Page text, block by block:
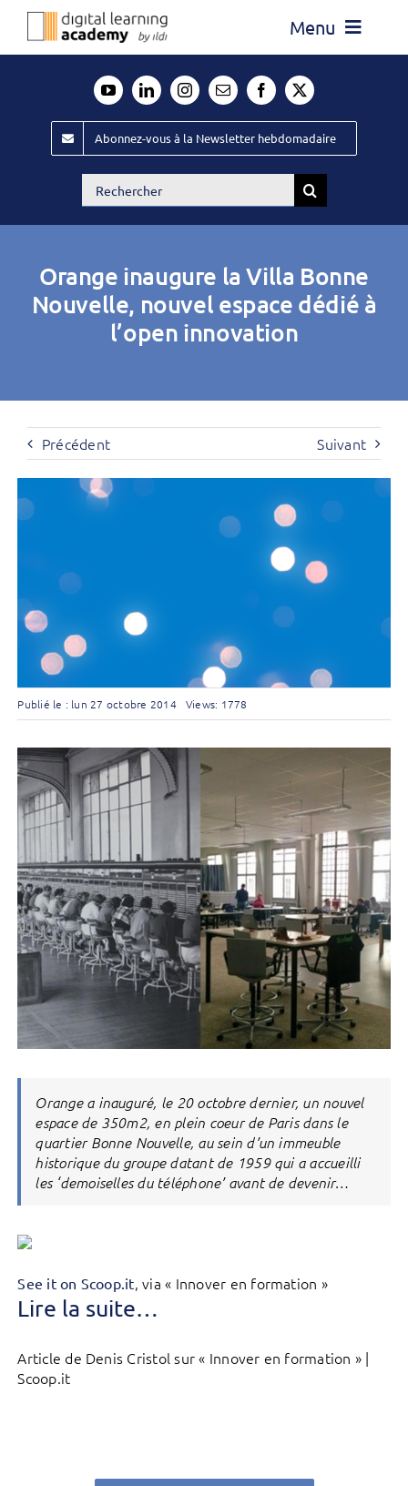
Passer
Menu
Évènements ILDI
Offres d’emploi
Publiez
Abonnez-vous à la Newsletter hebdomadaire
Rechercher:
Orange inaugure la Villa Bonne
Nouvelle, nouvel espace dédié à
l’open innovation
Précédent Suivant
Publié le : lun 27 octobre 2014 Views: 1778
Orange a inauguré, le 20 octobre dernier, un nouvel
espace de 350m2, en plein coeur de Paris dans le
quartier Bonne Nouvelle, au sein d’un immeuble
historique du groupe datant de 1959 qui a accueilli
les ‘demoiselles du téléphone’ avant de devenir…
See it on Scoop.it, via « Innover en formation »
Lire la suite…
Article de Denis Cristol sur « Innover en formation » |
Scoop.it